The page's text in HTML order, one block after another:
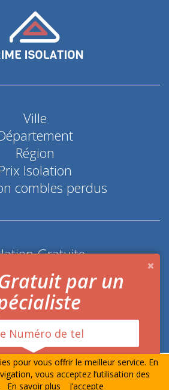
Ville
Région
Isolation
combles perdus
Gratuite
économie d'énergie
Tout droits réservésMentions
-Contact
par un
pour vous offrir le meilleur service. En
vous acceptez l’utilisation des
En savoir plus J’accepte